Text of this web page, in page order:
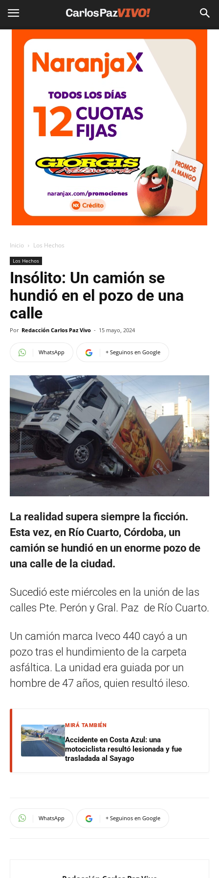
Inicio Los Hechos
Los Hechos
Insólito: Un camión se
hundió en el pozo de una
calle
Por Redacción Carlos Paz Vivo - 15 mayo, 2024
WhatsApp + Seguinos en Google
La realidad supera siempre la ficción.
Esta vez, en Río Cuarto, Córdoba, un
camión se hundió en un enorme pozo de
una calle de la ciudad.
Sucedió este miércoles en la unión de las
calles Pte. Perón y Gral. Paz de Río Cuarto.
Un camión marca Iveco 440 cayó a un
pozo tras el hundimiento de la carpeta
asfáltica. La unidad era guiada por un
hombre de 47 años, quien resultó ileso.
MIRÁ TAMBIÉN
Accidente en Costa Azul: una
motociclista resultó lesionada y fue
trasladada al Sayago
WhatsApp + Seguinos en Google